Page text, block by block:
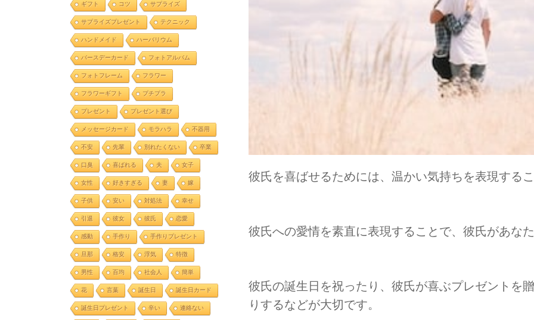
彼氏を喜ばせるためには、温かい気持ちを表現する
彼氏への愛情を素直に表現することで、彼氏があな
彼氏の誕生日を祝ったり、彼氏が喜ぶプレゼントを
りするなどが大切です。
ギフト コツ サプライズ
サプライズプレゼント テクニック
ハンドメイド ハーバリウム
バースデーカード フォトアルバム
フォトフレーム フラワー
フラワーギフト プチプラ
プレゼント プレゼント選び
メッセージカード モラハラ 不器用
不安 先輩 別れたくない 卒業
口臭 喜ばれる 夫 女子
女性 好きすぎる 妻 嫁
子供 安い 対処法 幸せ
引退 彼女 彼氏 恋愛
感動 手作り 手作りプレゼント
旦那 格安 浮気 特徴
男性 百均 社会人 簡単
花 言葉 誕生日 誕生日カード
誕生日プレゼント 辛い 連絡ない